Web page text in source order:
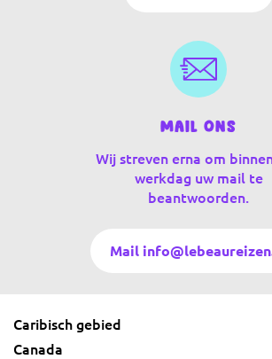
Mail ons
Wij streven erna om
werkdag uw mail te
beantwoorden.
Mail
Caribisch gebied
Canada